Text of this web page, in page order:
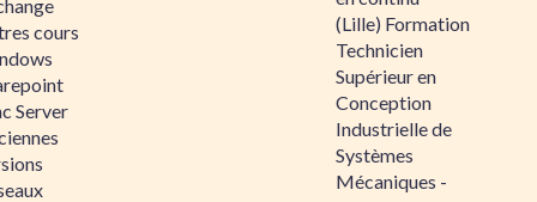
cours
Server
(Lille) Formation
Technicien
Supérieur en
Conception
Industrielle de
Systèmes
Mécaniques -